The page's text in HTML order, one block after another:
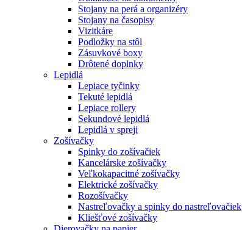
Stojany na perá a organizéry
Stojany na časopisy
Vizitkáre
Podložky na stôl
Zásuvkové boxy
Drôtené doplnky
Lepidlá
Lepiace tyčinky
Tekuté lepidlá
Lepiace rollery
Sekundové lepidlá
Lepidlá v spreji
Zošívačky
Spinky do zošívačiek
Kancelárske zošívačky
Veľkokapacitné zošívačky
Elektrické zošívačky
Rozošívačky
Nastreľovačky a spinky do nastreľovačiek
Kliešťové zošívačky